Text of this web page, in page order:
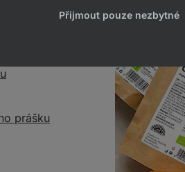
prášku
Přijmout pouze nezbytné